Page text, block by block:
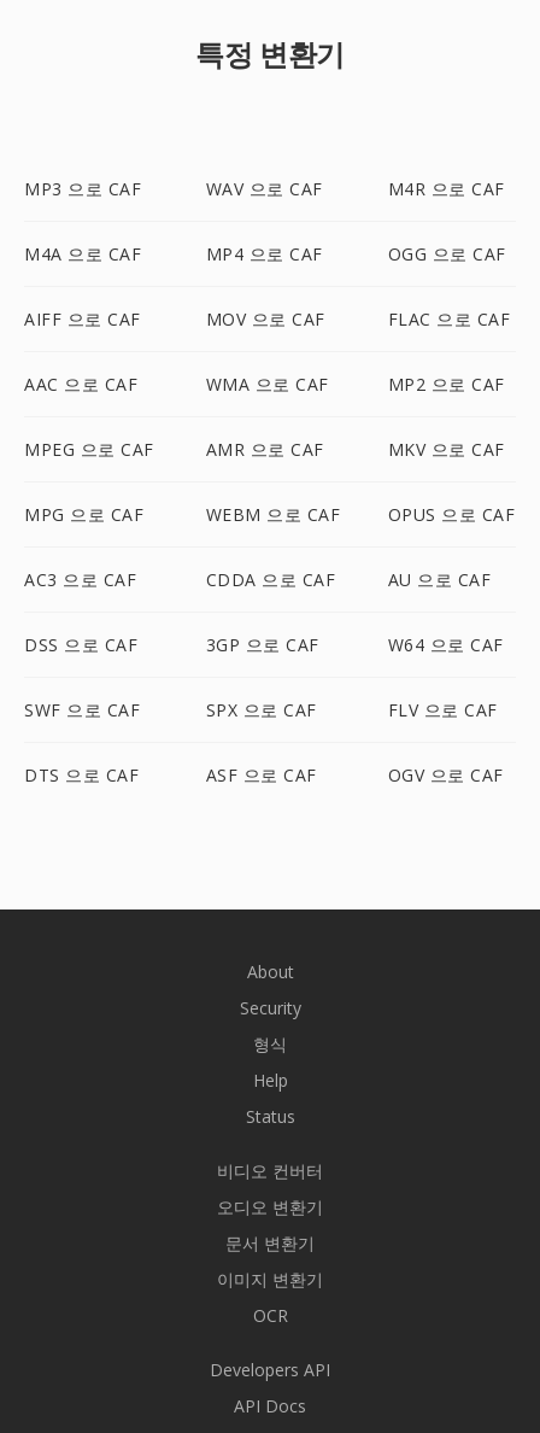
특정 변환기
MP3 으로 CAF WAV 으로 CAF M4R 으로 CAF
M4A 으로 CAF MP4 으로 CAF OGG 으로 CAF
AIFF 으로 CAF MOV 으로 CAF FLAC 으로 CAF
AAC 으로 CAF WMA 으로 CAF MP2 으로 CAF
MPEG 으로 CAF AMR 으로 CAF MKV 으로 CAF
MPG 으로 CAF WEBM 으로 CAF OPUS 으로 CAF
AC3 으로 CAF CDDA 으로 CAF AU 으로 CAF
DSS 으로 CAF 3GP 으로 CAF W64 으로 CAF
SWF 으로 CAF SPX 으로 CAF FLV 으로 CAF
DTS 으로 CAF ASF 으로 CAF OGV 으로 CAF
About
Security
형식
Help
Status
비디오 컨버터
오디오 변환기
문서 변환기
이미지 변환기
OCR
Developers API
API Docs